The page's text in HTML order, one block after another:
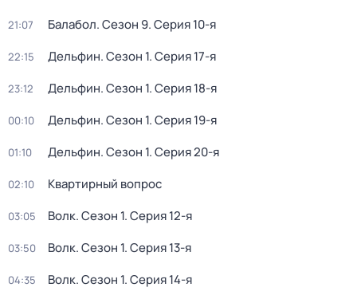
21:07 Балабол. Сезон 9. Серия 10-я
22:15 Дельфин. Сезон 1. Серия 17-я
23:12 Дельфин. Сезон 1. Серия 18-я
00:10 Дельфин. Сезон 1. Серия 19-я
01:10 Дельфин. Сезон 1. Серия 20-я
02:10 Квартирный вопрос
03:05 Волк. Сезон 1. Серия 12-я
03:50 Волк. Сезон 1. Серия 13-я
04:35 Волк. Сезон 1. Серия 14-я